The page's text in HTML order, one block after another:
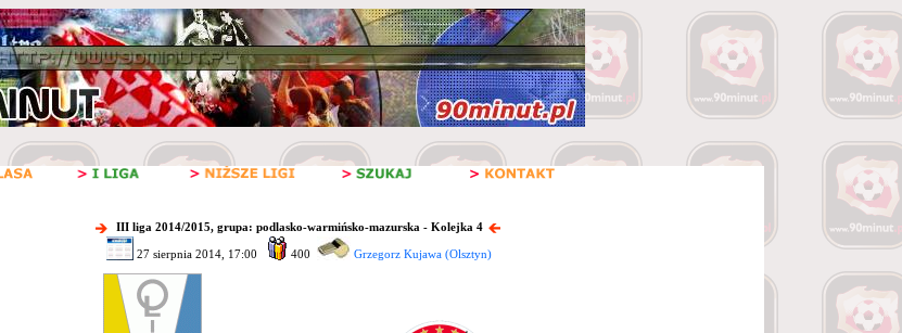
III liga 2014/2015, grupa: podlasko-warmińsko-mazurska - Kolejka 4
27 sierpnia 2014, 17:00 400 Grzegorz Kujawa (Olsztyn)